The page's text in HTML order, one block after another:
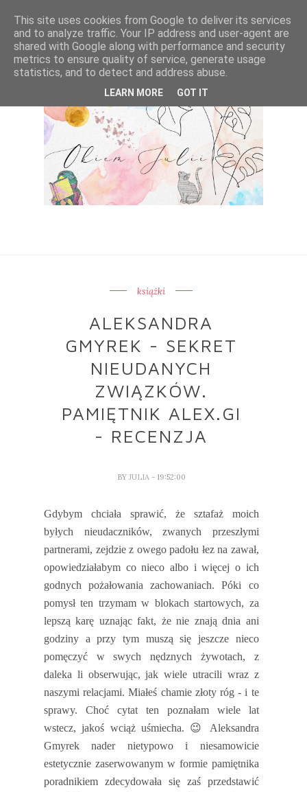
książki
ALEKSANDRA
GMYREK - SEKRET
NIEUDANYCH
ZWIĄZKÓW.
PAMIĘTNIK ALEX.GI
- RECENZJA
BY JULIA - 19:52:00
Gdybym chciała sprawić, że sztafaż moich
byłych nieudaczników, zwanych przeszłymi
partnerami, zejdzie z owego padołu łez na zawał,
opowiedziałabym co nieco albo i więcej o ich
godnych pożałowania zachowaniach. Póki co
pomysł ten trzymam w blokach startowych, za
lepszą karę uznając fakt, że nie znają dnia ani
godziny a przy tym muszą się jeszcze nieco
pomęczyć w swych nędznych żywotach, z
daleka li obserwując, jak wiele utracili wraz z
naszymi relacjami. Miałeś chamie złoty róg - i te
sprawy. Choć cytat ten poznałam wiele lat
wstecz, jakoś wciąż uśmiecha. 😉
Aleksandra
Gmyrek nader nietypowo i niesamowicie
estetycznie zaserwowanym w formie pamiętnika
poradnikiem zdecydowała się zaś przedstawić
This site uses cookies from Google to deliver its services
and to analyze traffic. Your IP address and user-agent are
shared with Google along with performance and security
metrics to ensure quality of service, generate usage
statistics, and to detect and address abuse.
LEARN MORE GOT IT